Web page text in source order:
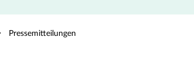
Pressemitteilungen